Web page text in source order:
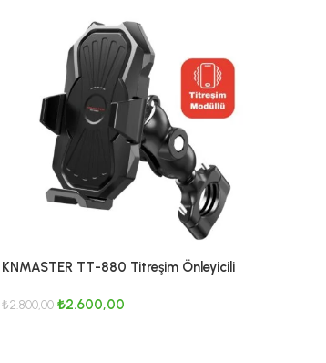
KNMASTER TT-880 Titreşim Önleyicili
₺2.800,00 ₺2.600,00